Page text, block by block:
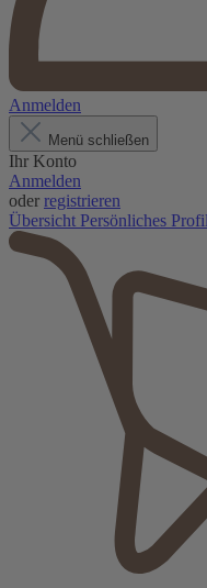
Anmelden
Menü schließen
Ihr Konto
Anmelden
oder registrieren
Übersicht Persönliches Profil